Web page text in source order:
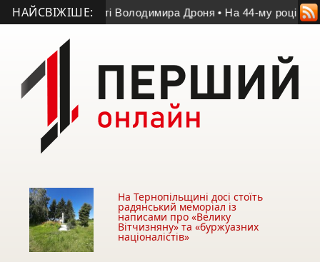
НАЙСВІЖІШЕ:
у матчі пам’яті Володимира Дроня • На 44-му році життя
На Тернопільщині досі стоїть
радянський меморіал із
написами про «Велику
Вітчизняну» та «буржуазних
націоналістів»